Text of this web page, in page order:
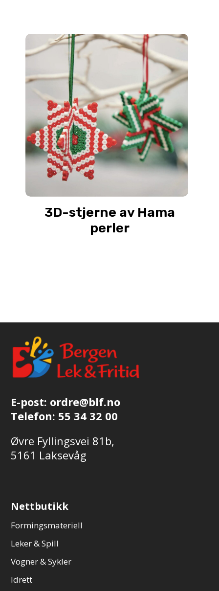
3D-stjerne av Hama
perler
E-post: ordre@blf.no
Telefon: 55 34 32 00
Øvre Fyllingsvei 81b,
5161 Laksevåg
Nettbutikk
Formingsmateriell
Leker & Spill
Vogner & Sykler
Idrett